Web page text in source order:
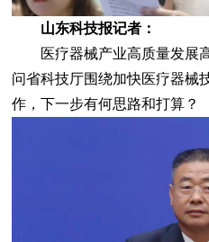
山东科技报记者：
医疗器械产业高质量发展
问省科技厅围绕加快医疗器械
作，下一步有何思路和打算？